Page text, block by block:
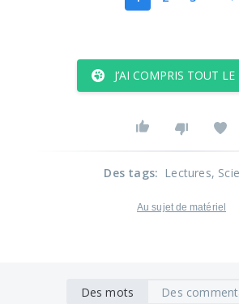
J’AI COMPRIS TOUT LE
Des tags: Lectures,
Au sujet de matériel
Des mots Des